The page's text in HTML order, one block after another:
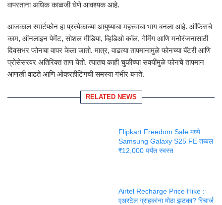
वापरताना अधिक काळजी घेणे आवश्यक आहे.
आजकाल स्मार्टफोन हा प्रत्येकाच्या आयुष्याचा महत्त्वाचा भाग बनला आहे. ऑफिसचे
काम, ऑनलाइन पेमेंट, सोशल मीडिया, व्हिडिओ कॉल, गेमिंग आणि मनोरंजनासाठी
दिवसभर फोनचा वापर केला जातो. मात्र, वाढत्या तापमानामुळे फोनच्या बॅटरी आणि
प्रोसेसरवर अतिरिक्त ताण येतो. त्यातच काही चुकीच्या सवयींमुळे फोनचे तापमान
आणखी वाढते आणि ओव्हरहीटिंगची समस्या गंभीर बनते.
RELATED NEWS
Flipkart Freedom Sale मध्ये
Samsung Galaxy S25 FE तब्बल
₹12,000 पर्यंत स्वस्त
Airtel Recharge Price Hike :
एअरटेल ग्राहकांना मोठा झटका? रिचार्ज